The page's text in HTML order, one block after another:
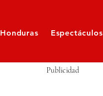
Honduras Espectáculos
Publicidad